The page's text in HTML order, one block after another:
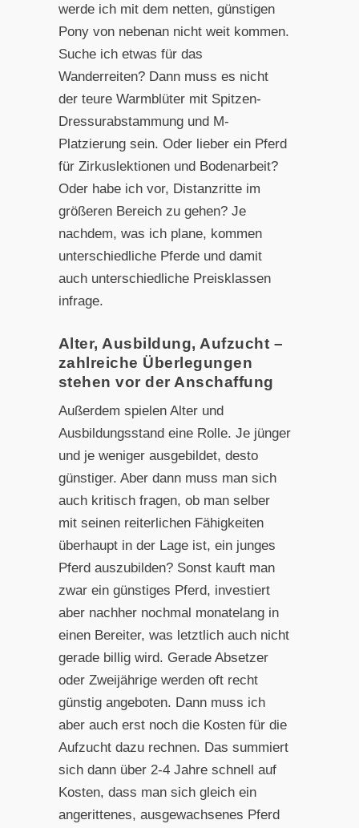
werde ich mit dem netten, günstigen
Pony von nebenan nicht weit kommen.
Suche ich etwas für das
Wanderreiten? Dann muss es nicht
der teure Warmblüter mit Spitzen-
Dressurabstammung und M-
Platzierung sein. Oder lieber ein Pferd
für Zirkuslektionen und Bodenarbeit?
Oder habe ich vor, Distanzritte im
größeren Bereich zu gehen? Je
nachdem, was ich plane, kommen
unterschiedliche Pferde und damit
auch unterschiedliche Preisklassen
infrage.
Alter, Ausbildung, Aufzucht –
zahlreiche Überlegungen
stehen vor der Anschaffung
Außerdem spielen Alter und
Ausbildungsstand eine Rolle. Je jünger
und je weniger ausgebildet, desto
günstiger. Aber dann muss man sich
auch kritisch fragen, ob man selber
mit seinen reiterlichen Fähigkeiten
überhaupt in der Lage ist, ein junges
Pferd auszubilden? Sonst kauft man
zwar ein günstiges Pferd, investiert
aber nachher nochmal monatelang in
einen Bereiter, was letztlich auch nicht
gerade billig wird. Gerade Absetzer
oder Zweijährige werden oft recht
günstig angeboten. Dann muss ich
aber auch erst noch die Kosten für die
Aufzucht dazu rechnen. Das summiert
sich dann über 2-4 Jahre schnell auf
Kosten, dass man sich gleich ein
angerittenes, ausgewachsenes Pferd